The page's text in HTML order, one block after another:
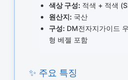
색상 구성:적색 + 적색
원산지:국산
구성:DM전자지가이드
형 베젤 포함
✨ 주요 특징